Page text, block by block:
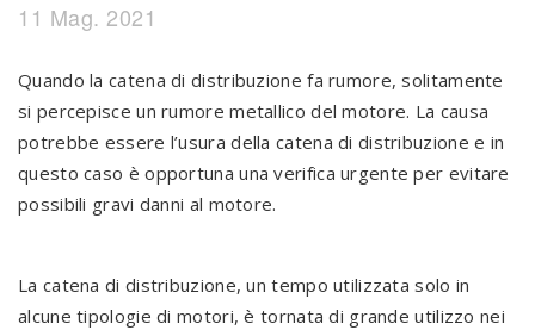
11 Mag. 2021
Quando la catena di distribuzione fa rumore, solitamente
si percepisce un rumore metallico del motore. La causa
potrebbe essere l’usura della catena di distribuzione e in
questo caso è opportuna una verifica urgente per evitare
possibili gravi danni al motore.
La catena di distribuzione, un tempo utilizzata solo in
alcune tipologie di motori, è tornata di grande utilizzo nei